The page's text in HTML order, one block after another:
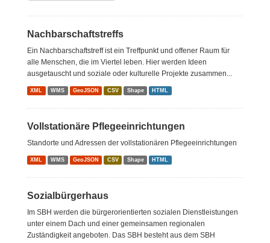
Nachbarschaftstreffs
Ein Nachbarschaftstreff ist ein Treffpunkt und offener Raum für
alle Menschen, die im Viertel leben. Hier werden Ideen
ausgetauscht und soziale oder kulturelle Projekte zusammen...
XML WMS GeoJSON CSV Shape HTML
Vollstationäre Pflegeeinrichtungen
Standorte und Adressen der vollstationären Pflegeeinrichtungen
XML WMS GeoJSON CSV Shape HTML
Sozialbürgerhaus
Im SBH werden die bürgerorientierten sozialen Dienstleistungen
unter einem Dach und einer gemeinsamen regionalen
Zuständigkeit angeboten. Das SBH besteht aus dem SBH